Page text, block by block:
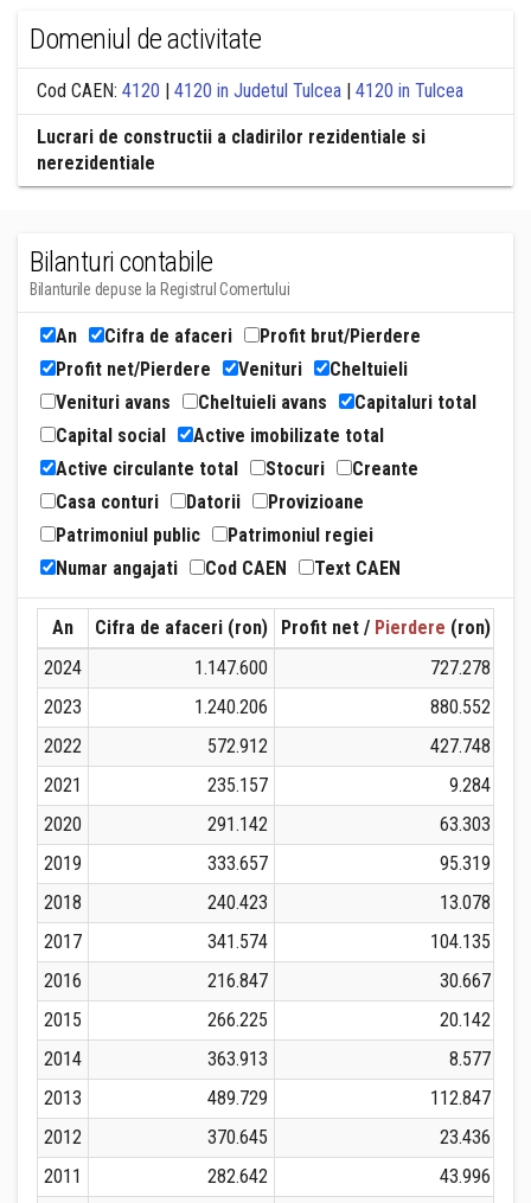
Domeniul de activitate
Cod CAEN: 4120 | 4120 in Judetul Tulcea | 4120 in Tulcea
Lucrari de constructii a cladirilor rezidentiale si
nerezidentiale
Bilanturi contabile
Bilanturile depuse la Registrul Comertului
An Cifra de afaceri
Profit brut/Pierdere
Profit net/Pierdere
Venituri
Cheltuieli
Venituri avans
Cheltuieli avans
Capitaluri total
Capital social
Active imobilizate total
Active circulante total
Stocuri
Creante
Casa conturi
Datorii
Provizioane
Patrimoniul public
Patrimoniul regiei
Numar angajati
Cod CAEN Text CAEN
An Cifra de afaceri (ron) Profit net / Pierdere (ron)
2024
1.147.600
727.278
2023
1.240.206
880.552
2022
572.912
427.748
2021
235.157
9.284
2020
291.142
63.303
2019
333.657
95.319
2018
240.423
13.078
2017
341.574
104.135
2016
216.847
30.667
2015
266.225
20.142
2014
363.913
8.577
2013
489.729
112.847
2012
370.645
23.436
2011
282.642
43.996